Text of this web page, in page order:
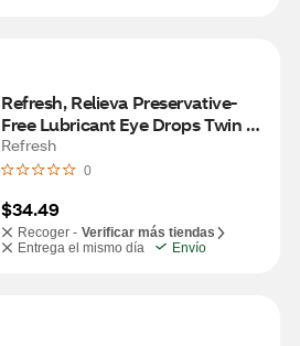
Refresh, Relieva Preservative-
Free Lubricant Eye Drops Twin
Pack, 2 CT, 10mL
Refresh
0
$34.49
Recoger - Verificar más tiendas
Entrega el mismo día
Envío